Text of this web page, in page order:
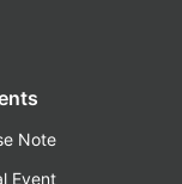
Note
Event